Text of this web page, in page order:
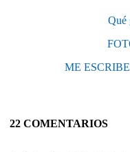
Qué
ME
22 COMENTARIOS